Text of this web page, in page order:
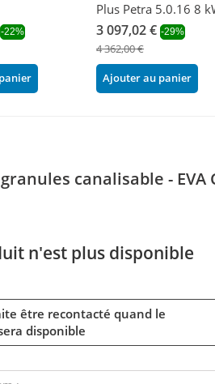
-22%
Plus Petra 5.0.16 8
3 097,02 € -29%
4 362,00 €
Ajouter au panier
canalisable - EVA
n'est plus disponible
être recontacté quand le
disponible